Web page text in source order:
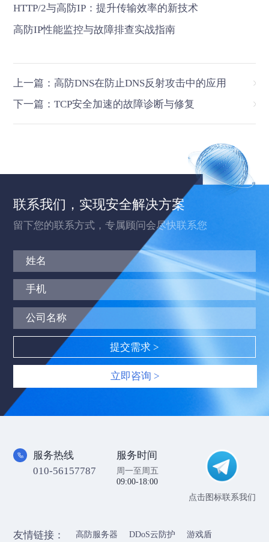
HTTP/2与高防IP：提升传输效率的新技术
高防IP性能监控与故障排查实战指南
上一篇：高防DNS在防止DNS反射攻击中的应用
下一篇：TCP安全加速的故障诊断与修复
联系我们，实现安全解决方案
留下您的联系方式，专属顾问会尽快联系您
立即咨询 >
服务热线
010-56157787
服务时间
周一至周五
09:00-18:00
点击图标联系我们
友情链接： 高防服务器 DDoS云防护 游戏盾